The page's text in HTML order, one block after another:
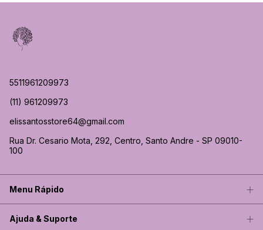
5511961209973
(11) 961209973
elissantosstore64@gmail.com
Rua Dr. Cesario Mota, 292, Centro, Santo Andre - SP 09010-
100
Menu Rápido
Ajuda & Suporte